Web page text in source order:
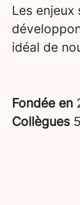
Les enjeux
idéal de
Fondée en
Collègues